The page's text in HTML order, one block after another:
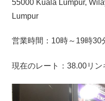
55000 Kuala Lumpur,
Lumpur
営業時間：10時～19時30
現在のレート：38.00リン